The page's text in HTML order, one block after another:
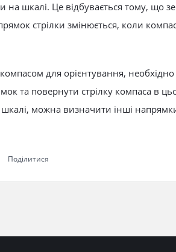
на шкалі. Це відбувається тому, що
стрілки змінюється, коли
для орієнтування, необхідно
та повернути стрілку компаса в
можна визначити інші напрямки
Поділитися